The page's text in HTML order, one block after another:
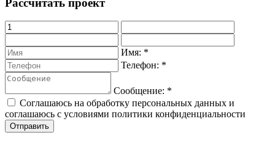
Имя: *
Телефон: *
Сообщение: *
Соглашаюсь на обработку персональных данных и
соглашаюсь с условиями политики конфиденциальности